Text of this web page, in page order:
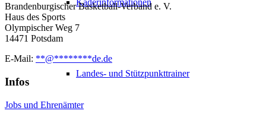
Kaderinformationen
Landes- und Stützpunkttrainer
Brandenburgischer Basketball-Verband e. V.
Haus des Sports
Olympischer Weg 7
14471 Potsdam
E-Mail: **@********de.de
Infos
Jobs und Ehrenämter